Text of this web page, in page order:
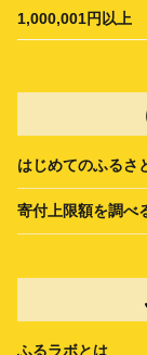
1,000,001円以上
はじめてのふるさ
寄付上限額を調べ
ふるラボとは